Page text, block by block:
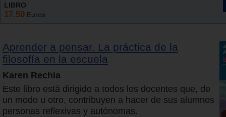
LIBRO
17.50 Euros
Aprender a pensar. La práctica de la
filosofía en la escuela
Karen Rechia
Este libro está dirigido a todos los docentes que, de
un modo u otro, contribuyen a hacer de sus alumnos
personas reflexivas y autónomas.